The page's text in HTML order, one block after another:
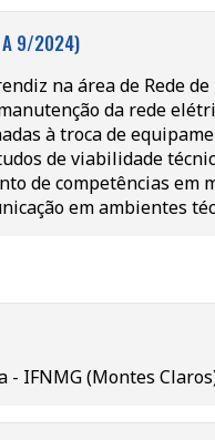
A 9/2024)
na área de Rede
da rede
à troca de
de viabilidade
de competências em
em ambientes
- IFNMG (Montes